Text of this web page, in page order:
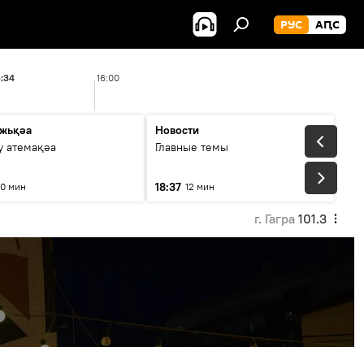
РУС АԤС
16:00
атемақәа
мин
Новости
Главные темы
18:37 12 мин
г. Гагра 101.3